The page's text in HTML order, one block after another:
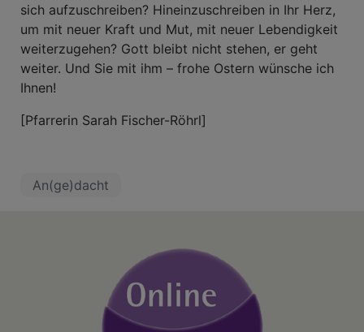
sich aufzuschreiben? Hineinzuschreiben in Ihr Herz,
um mit neuer Kraft und Mut, mit neuer Lebendigkeit
weiterzugehen? Gott bleibt nicht stehen, er geht
weiter. Und Sie mit ihm – frohe Ostern wünsche ich
Ihnen!
[Pfarrerin Sarah Fischer-Röhrl]
An(ge)dacht